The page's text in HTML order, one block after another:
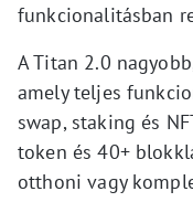
funkcionalitásban
A Titan 2.0
amely teljes
swap, staking és
token és 40+
otthoni vagy